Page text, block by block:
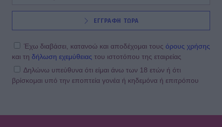
ΕΓΓΡΑΦΗ ΤΩΡΑ
Έχω διαβάσει, κατανοώ και αποδέχομαι τους όρους χρήσης
και τη δήλωση εχεμύθειας του ιστοτόπου της εταιρείας
Δηλώνω υπεύθυνα ότι είμαι άνω των 18 ετών ή ότι
βρίσκομαι υπό την εποπτεία γονέα ή κηδεμόνα ή επιτρόπου